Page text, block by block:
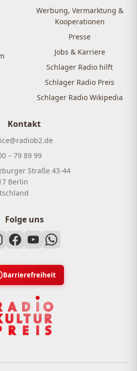
Werbung, Vermarktung &
Kooperationen
Presse
Jobs & Karriere
Schlager Radio hilft
Schlager Radio Preis
Schlager Radio Wikipedia
Kontakt
– 79 89 99
Straße 43-44
Berlin
Folge uns
Barrierefreiheit